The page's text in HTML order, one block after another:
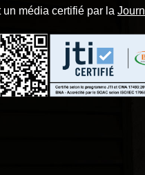
un média certifié par la